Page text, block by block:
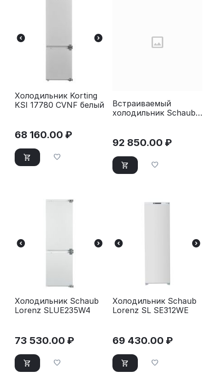
Холодильник Korting
KSI 17780 CVNF белый
68 160.00 ₽
Встраиваемый
холодильник Schaub
92 850.00 ₽
Холодильник Schaub
Lorenz SLUE235W4
73 530.00 ₽
Холодильник Schaub
Lorenz SL SE312WE
69 430.00 ₽